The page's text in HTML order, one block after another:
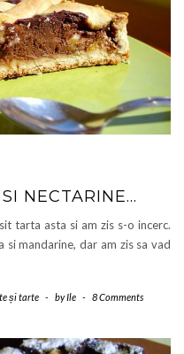
NECTARINE…
tarta asta si am zis s-o incerc.
mandarine, dar am zis sa vad
și tarte - byIle - 8 Comments